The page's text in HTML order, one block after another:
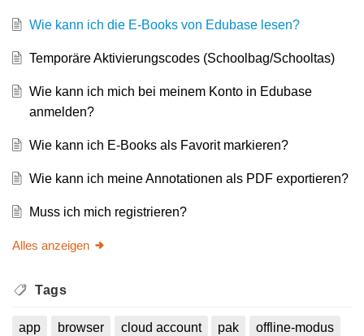
Wie kann ich die E-Books von Edubase lesen?
Temporäre Aktivierungscodes (Schoolbag/Schooltas)
Wie kann ich mich bei meinem Konto in Edubase
anmelden?
Wie kann ich E-Books als Favorit markieren?
Wie kann ich meine Annotationen als PDF exportieren?
Muss ich mich registrieren?
Alles anzeigen
Tags
app browser cloud account pak offline-modus